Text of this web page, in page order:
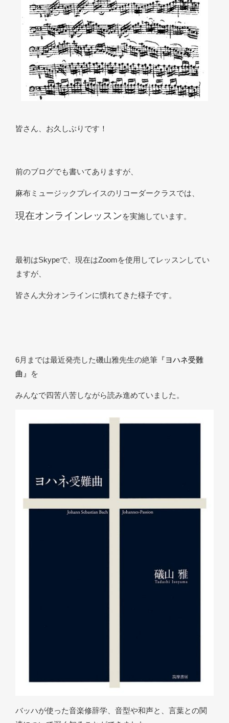
皆さん、お久しぶりです！
前のブログでも書いてありますが、
麻布ミュージックプレイスのリコーダークラスでは、
現在オンラインレッスンを実施しています。
最初はSkypeで、現在はZoomを使用してレッスンしてい
ますが、
皆さん大分オンラインに慣れてきた様子です。
6月までは最近発売した磯山雅先生の絶筆 『ヨハネ受難
曲』
を
みんなで四苦八苦しながら読み進めていました。
バッハが使った音楽修辞学、音型や和声と、言葉との関